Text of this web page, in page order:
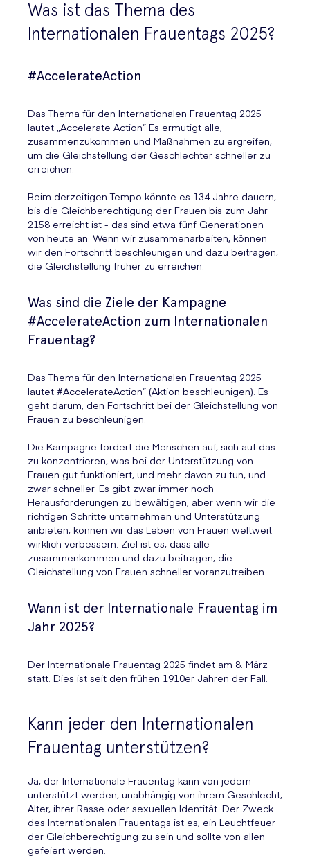
Was ist das Thema des
Internationalen Frauentags 2025?
#AccelerateAction
Das Thema für den Internationalen Frauentag 2025
lautet „Accelerate Action“. Es ermutigt alle,
zusammenzukommen und Maßnahmen zu ergreifen,
um die Gleichstellung der Geschlechter schneller zu
erreichen.
Beim derzeitigen Tempo könnte es 134 Jahre dauern,
bis die Gleichberechtigung der Frauen bis zum Jahr
2158 erreicht ist - das sind etwa fünf Generationen
von heute an. Wenn wir zusammenarbeiten, können
wir den Fortschritt beschleunigen und dazu beitragen,
die Gleichstellung früher zu erreichen.
Was sind die Ziele der Kampagne
#AccelerateAction zum Internationalen
Frauentag?
Das Thema für den Internationalen Frauentag 2025
lautet #AccelerateAction“ (Aktion beschleunigen). Es
geht darum, den Fortschritt bei der Gleichstellung von
Frauen zu beschleunigen.
Die Kampagne fordert die Menschen auf, sich auf das
zu konzentrieren, was bei der Unterstützung von
Frauen gut funktioniert, und mehr davon zu tun, und
zwar schneller. Es gibt zwar immer noch
Herausforderungen zu bewältigen, aber wenn wir die
richtigen Schritte unternehmen und Unterstützung
anbieten, können wir das Leben von Frauen weltweit
wirklich verbessern. Ziel ist es, dass alle
zusammenkommen und dazu beitragen, die
Gleichstellung von Frauen schneller voranzutreiben.
Wann ist der Internationale Frauentag im
Jahr 2025?
Der Internationale Frauentag 2025 findet am 8. März
statt. Dies ist seit den frühen 1910er Jahren der Fall.
Kann jeder den Internationalen
Frauentag unterstützen?
Ja, der Internationale Frauentag kann von jedem
unterstützt werden, unabhängig von ihrem Geschlecht,
Alter, ihrer Rasse oder sexuellen Identität. Der Zweck
des Internationalen Frauentags ist es, ein Leuchtfeuer
der Gleichberechtigung zu sein und sollte von allen
gefeiert werden.